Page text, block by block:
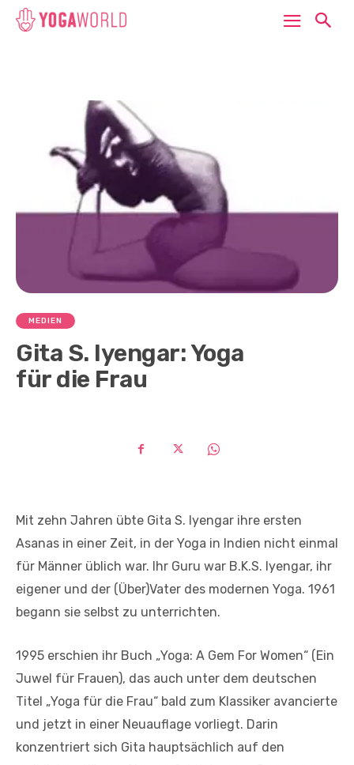
MEDIEN
Gita S. Iyengar: Yoga
für die Frau
Mit zehn Jahren übte Gita S. Iyengar ihre ersten
Asanas in einer Zeit, in der Yoga in Indien nicht einmal
für Männer üblich war. Ihr Guru war B.K.S. Iyengar, ihr
eigener und der (Über)Vater des modernen Yoga. 1961
begann sie selbst zu unterrichten.
1995 erschien ihr Buch „Yoga: A Gem For Women“ (Ein
Juwel für Frauen), das auch unter dem deutschen
Titel „Yoga für die Frau“ bald zum Klassiker avancierte
und jetzt in einer Neuauflage vorliegt. Darin
konzentriert sich Gita hauptsächlich auf den